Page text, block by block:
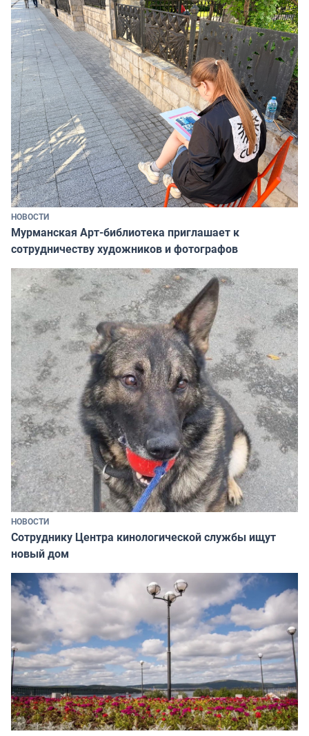
НОВОСТИ
Мурманская Арт-библиотека приглашает к
сотрудничеству художников и фотографов
НОВОСТИ
Сотруднику Центра кинологической службы ищут
новый дом